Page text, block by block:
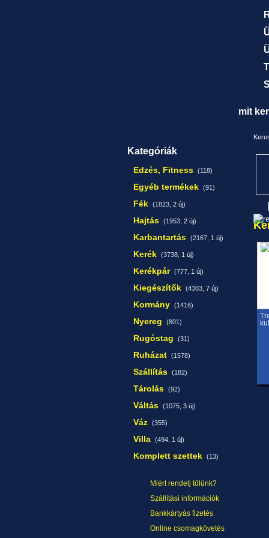
mit
Kategóriák
Edzés, Fitness (118)
Egyéb termékek (91)
Fék (1823, 2 új)
Hajtás (1953, 2 új)
Karbantartás (2167, 1 új)
Kerék (3738, 1 új)
Kerékpár (777, 1 új)
Kiegészítők (4383, 7 új)
Kormány (1416)
Nyereg (801)
Rugóstag (31)
Ruházat (1578)
Szállítás (182)
Tárolás (92)
Váltás (1075, 3 új)
Váz (355)
Villa (494, 1 új)
Komplett szettek (13)
Miért rendelj tőlünk?
Szállítási információk
Bankkártyás fizetés
Online csomagkövetés